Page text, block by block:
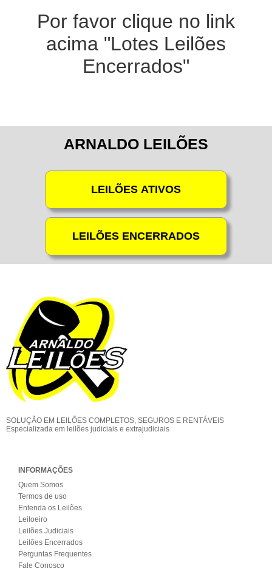
Por favor clique no link
acima "Lotes Leilões
Encerrados"
ARNALDO LEILÕES
SOLUÇÃO EM LEILÕES COMPLETOS, SEGUROS E RENTÁVEIS
Especializada em leilões judiciais e extrajudiciais
INFORMAÇÕES
Quem Somos
Termos de uso
Entenda os Leilões
Leiloeiro
Leilões Judiciais
Leilões Encerrados
Perguntas Frequentes
Fale Conosco